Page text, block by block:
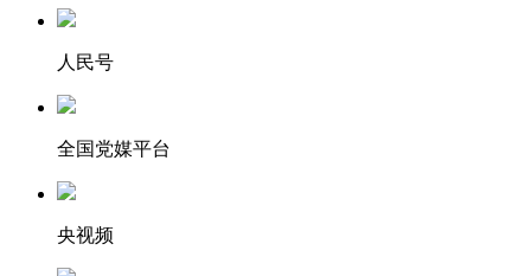
人民号
全国党媒平台
央视频